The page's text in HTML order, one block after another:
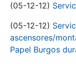
(05-12-12)
(05-12-12)
ascensores/
Papel Burgos